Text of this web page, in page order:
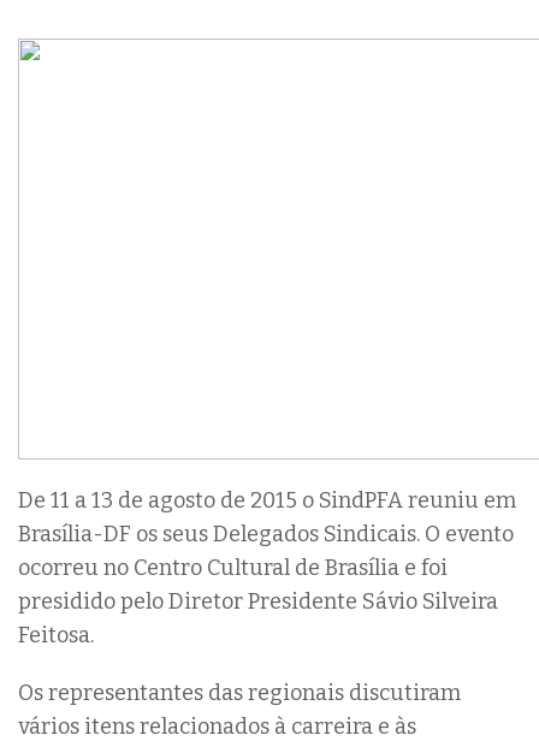
De 11 a 13 de agosto de 2015 o SindPFA reuniu em
Brasília-DF os seus Delegados Sindicais. O evento
ocorreu no Centro Cultural de Brasília e foi
presidido pelo Diretor Presidente Sávio Silveira
Feitosa.
Os representantes das regionais discutiram
vários itens relacionados à carreira e às